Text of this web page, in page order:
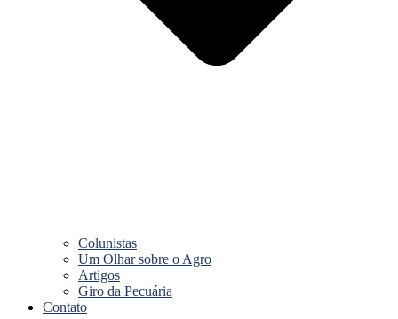
Colunistas
Um Olhar sobre o Agro
Artigos
Giro da Pecuária
Contato